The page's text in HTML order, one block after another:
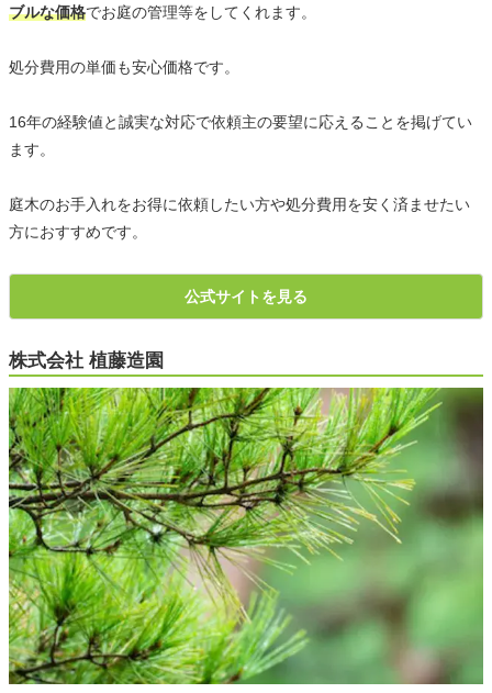
ブルな価格でお庭の管理等をしてくれます。
処分費用の単価も安心価格です。
16年の経験値と誠実な対応で依頼主の要望に応えることを掲げてい
ます。
庭木のお手入れをお得に依頼したい方や処分費用を安く済ませたい
方におすすめです。
公式サイトを見る
株式会社 植藤造園